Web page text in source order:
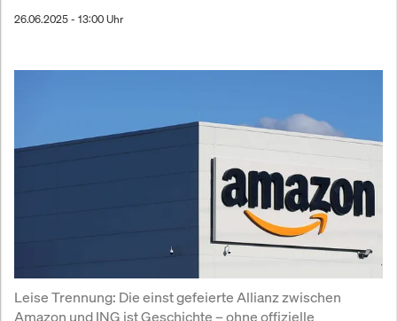
26.06.2025 - 13:00 Uhr
Leise Trennung: Die einst gefeierte Allianz zwischen
Amazon und ING ist Geschichte – ohne offizielle